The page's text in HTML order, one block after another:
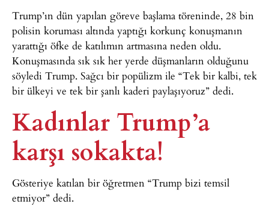
Trump’ın dün yapılan göreve başlama töreninde, 28 bin
polisin koruması altında yaptığı korkunç konuşmanın
yarattığı öfke de katılımın artmasına neden oldu.
Konuşmasında sık sık her yerde düşmanların olduğunu
söyledi Trump. Sağcı bir popülizm ile “Tek bir kalbi, tek
bir ülkeyi ve tek bir şanlı kaderi paylaşıyoruz” dedi.
Kadınlar Trump’a
karşı sokakta!
Gösteriye katılan bir öğretmen “Trump bizi temsil
etmiyor” dedi.